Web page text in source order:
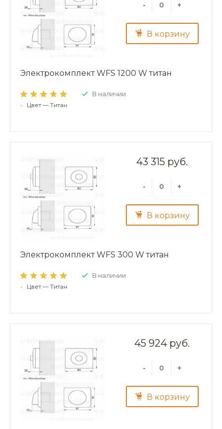
- +
В корзину
Электрокомплект WFS 1200 W титан
В наличии
• Цвет — Титан
43 315 руб.
- +
В корзину
Электрокомплект WFS 300 W титан
В наличии
• Цвет — Титан
45 924 руб.
- +
В корзину